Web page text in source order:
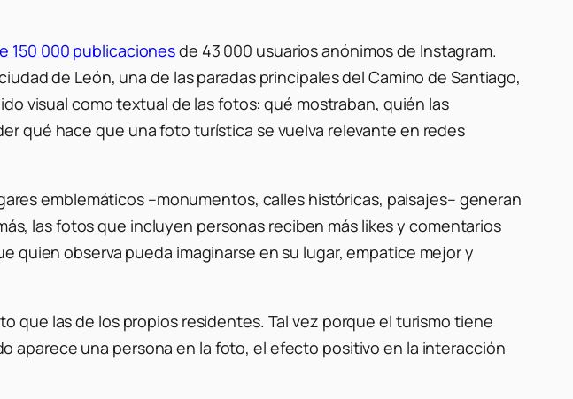
150 000 publicacionesde 43 000 usuarios anónimos de Instagram.
de León, una de las paradas principales del Camino de Santiago,
visual como textual de las fotos: qué mostraban, quién las
qué hace que una foto turística se vuelva relevante en redes
emblemáticos –monumentos, calles históricas, paisajes– generan
las fotos que incluyen personas reciben más likesy comentarios
quien observa pueda imaginarse en su lugar, empatice mejor y
que las de los propios residentes. Tal vez porque el turismo tiene
aparece una persona en la foto, el efecto positivo en la interacción